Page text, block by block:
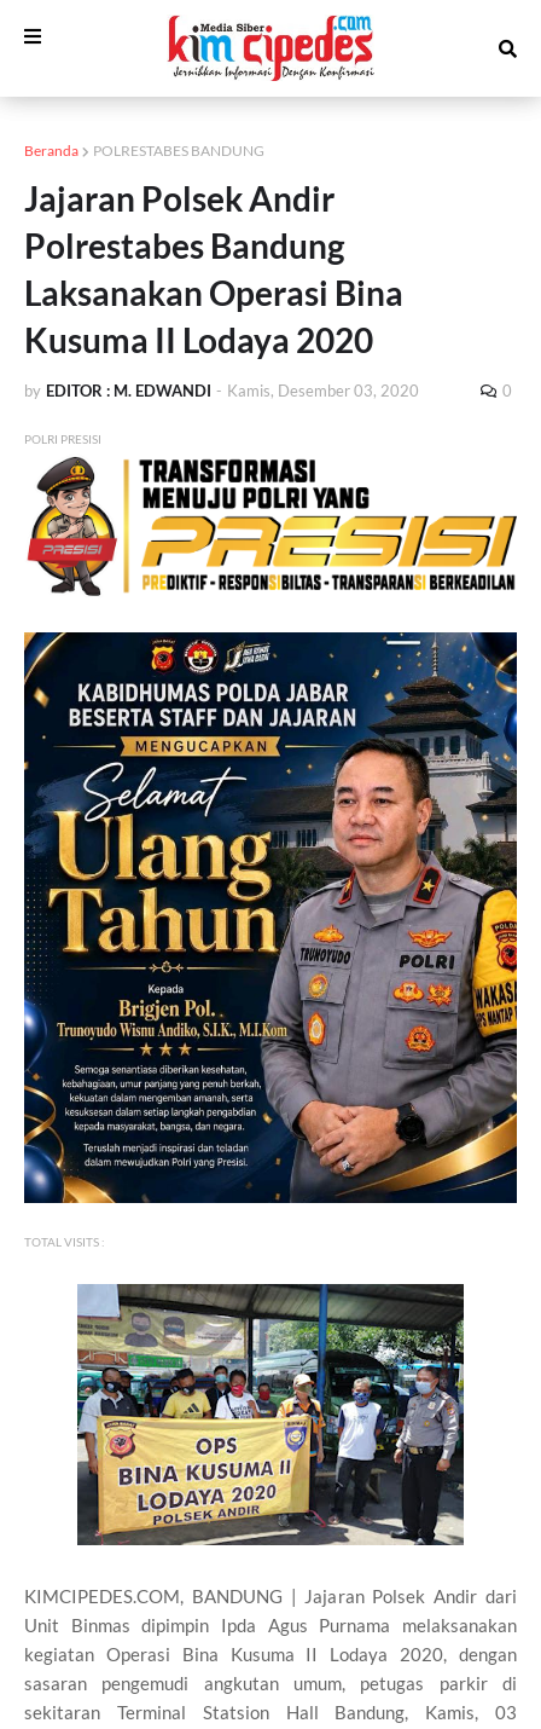
Beranda POLRESTABES BANDUNG
Jajaran Polsek Andir
Polrestabes Bandung
Laksanakan Operasi Bina
Kusuma II Lodaya 2020
by EDITOR : M. EDWANDI - Kamis, Desember 03, 2020 0
POLRI PRESISI
TOTAL VISITS :
KIMCIPEDES.COM, BANDUNG | Jajaran Polsek Andir dari
Unit Binmas dipimpin Ipda Agus Purnama melaksanakan
kegiatan Operasi Bina Kusuma II Lodaya 2020, dengan
sasaran pengemudi angkutan umum, petugas parkir di
sekitaran Terminal Statsion Hall Bandung, Kamis, 03